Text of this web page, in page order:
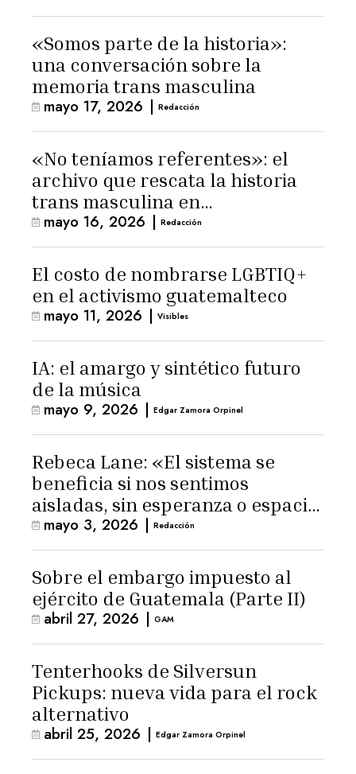
«Somos parte de la historia»:
una conversación sobre la
memoria trans masculina
mayo 17, 2026 | Redacción
«No teníamos referentes»: el
archivo que rescata la historia
trans masculina en
Latinoamérica
mayo 16, 2026 | Redacción
El costo de nombrarse LGBTIQ+
en el activismo guatemalteco
mayo 11, 2026 | Visibles
IA: el amargo y sintético futuro
de la música
mayo 9, 2026 | Edgar Zamora Orpinel
Rebeca Lane: «El sistema se
beneficia si nos sentimos
aisladas, sin esperanza o espacio
para la ternura»
mayo 3, 2026 | Redacción
Sobre el embargo impuesto al
ejército de Guatemala (Parte II)
abril 27, 2026 | GAM
Tenterhooks de Silversun
Pickups: nueva vida para el rock
alternativo
abril 25, 2026 | Edgar Zamora Orpinel